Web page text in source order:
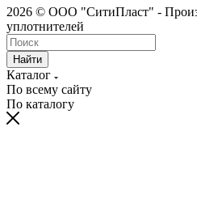
2026 © ООО "СитиПласт" -
уплотнителей
Найти
Каталог
По всему сайту
По каталогу